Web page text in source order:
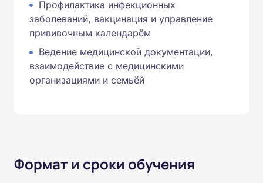
Профилактика инфекционных
заболеваний, вакцинация и управление
прививочным календарём
Ведение медицинской документации,
взаимодействие с медицинскими
организациями и семьёй
Формат и сроки обучения